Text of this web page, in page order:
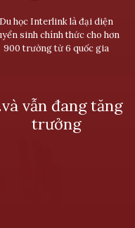
Du học Interlink là đại diện
sinh chính thức cho hơn
900 trường từ 6 quốc gia
vẫn đang tăng
trưởng